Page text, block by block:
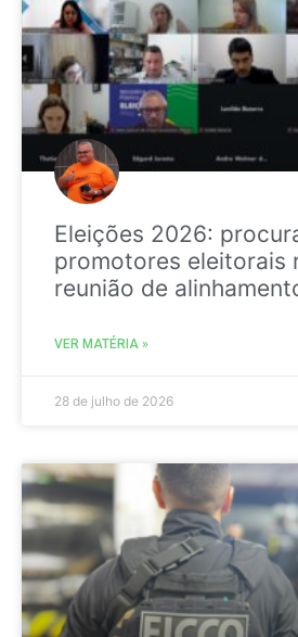
Eleições 2026:
promotores eleitorais
reunião de
VER MATÉRIA »
28 de julho de 2026